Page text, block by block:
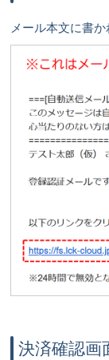
メール本文に書
決済確認画